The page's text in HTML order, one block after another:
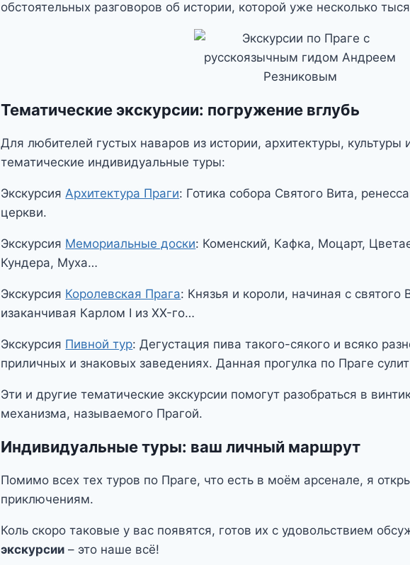
обстоятельных разговоров об истории, которой уже несколько
Тематические экскурсии: погружение вглубь
Для любителей густых наваров из истории, архитектуры, культуры
тематические индивидуальные туры:
ЭкскурсияАрхитектура Праги: Готика собора Святого Вита,
церкви.
Экскурсия Мемориальные доски: Коменский, Кафка, Моцарт,
Кундера, Муха…
Экскурсия Королевская Прага: Князья и короли, начиная с святого
изаканчивая Карлом I из XX-го…
Экскурсия Пивной тур: Дегустация пива такого-сякого и всяко
приличных и знаковых заведениях. Данная прогулка по Праге
Эти и другие тематические экскурсии помогут разобраться в
механизма, называемого Прагой.
Индивидуальные туры: ваш личный маршрут
Помимо всех тех туров по Праге, что есть в моём арсенале, я
приключениям.
Коль скоро таковые у вас появятся, готов их с удовольствием
экскурсии – это наше всё!